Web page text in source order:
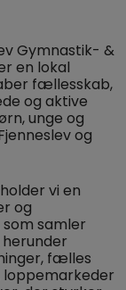
Gymnastik- &
en lokal
fællesskab,
og aktive
unge og
og
vi en
og
samler
fælles